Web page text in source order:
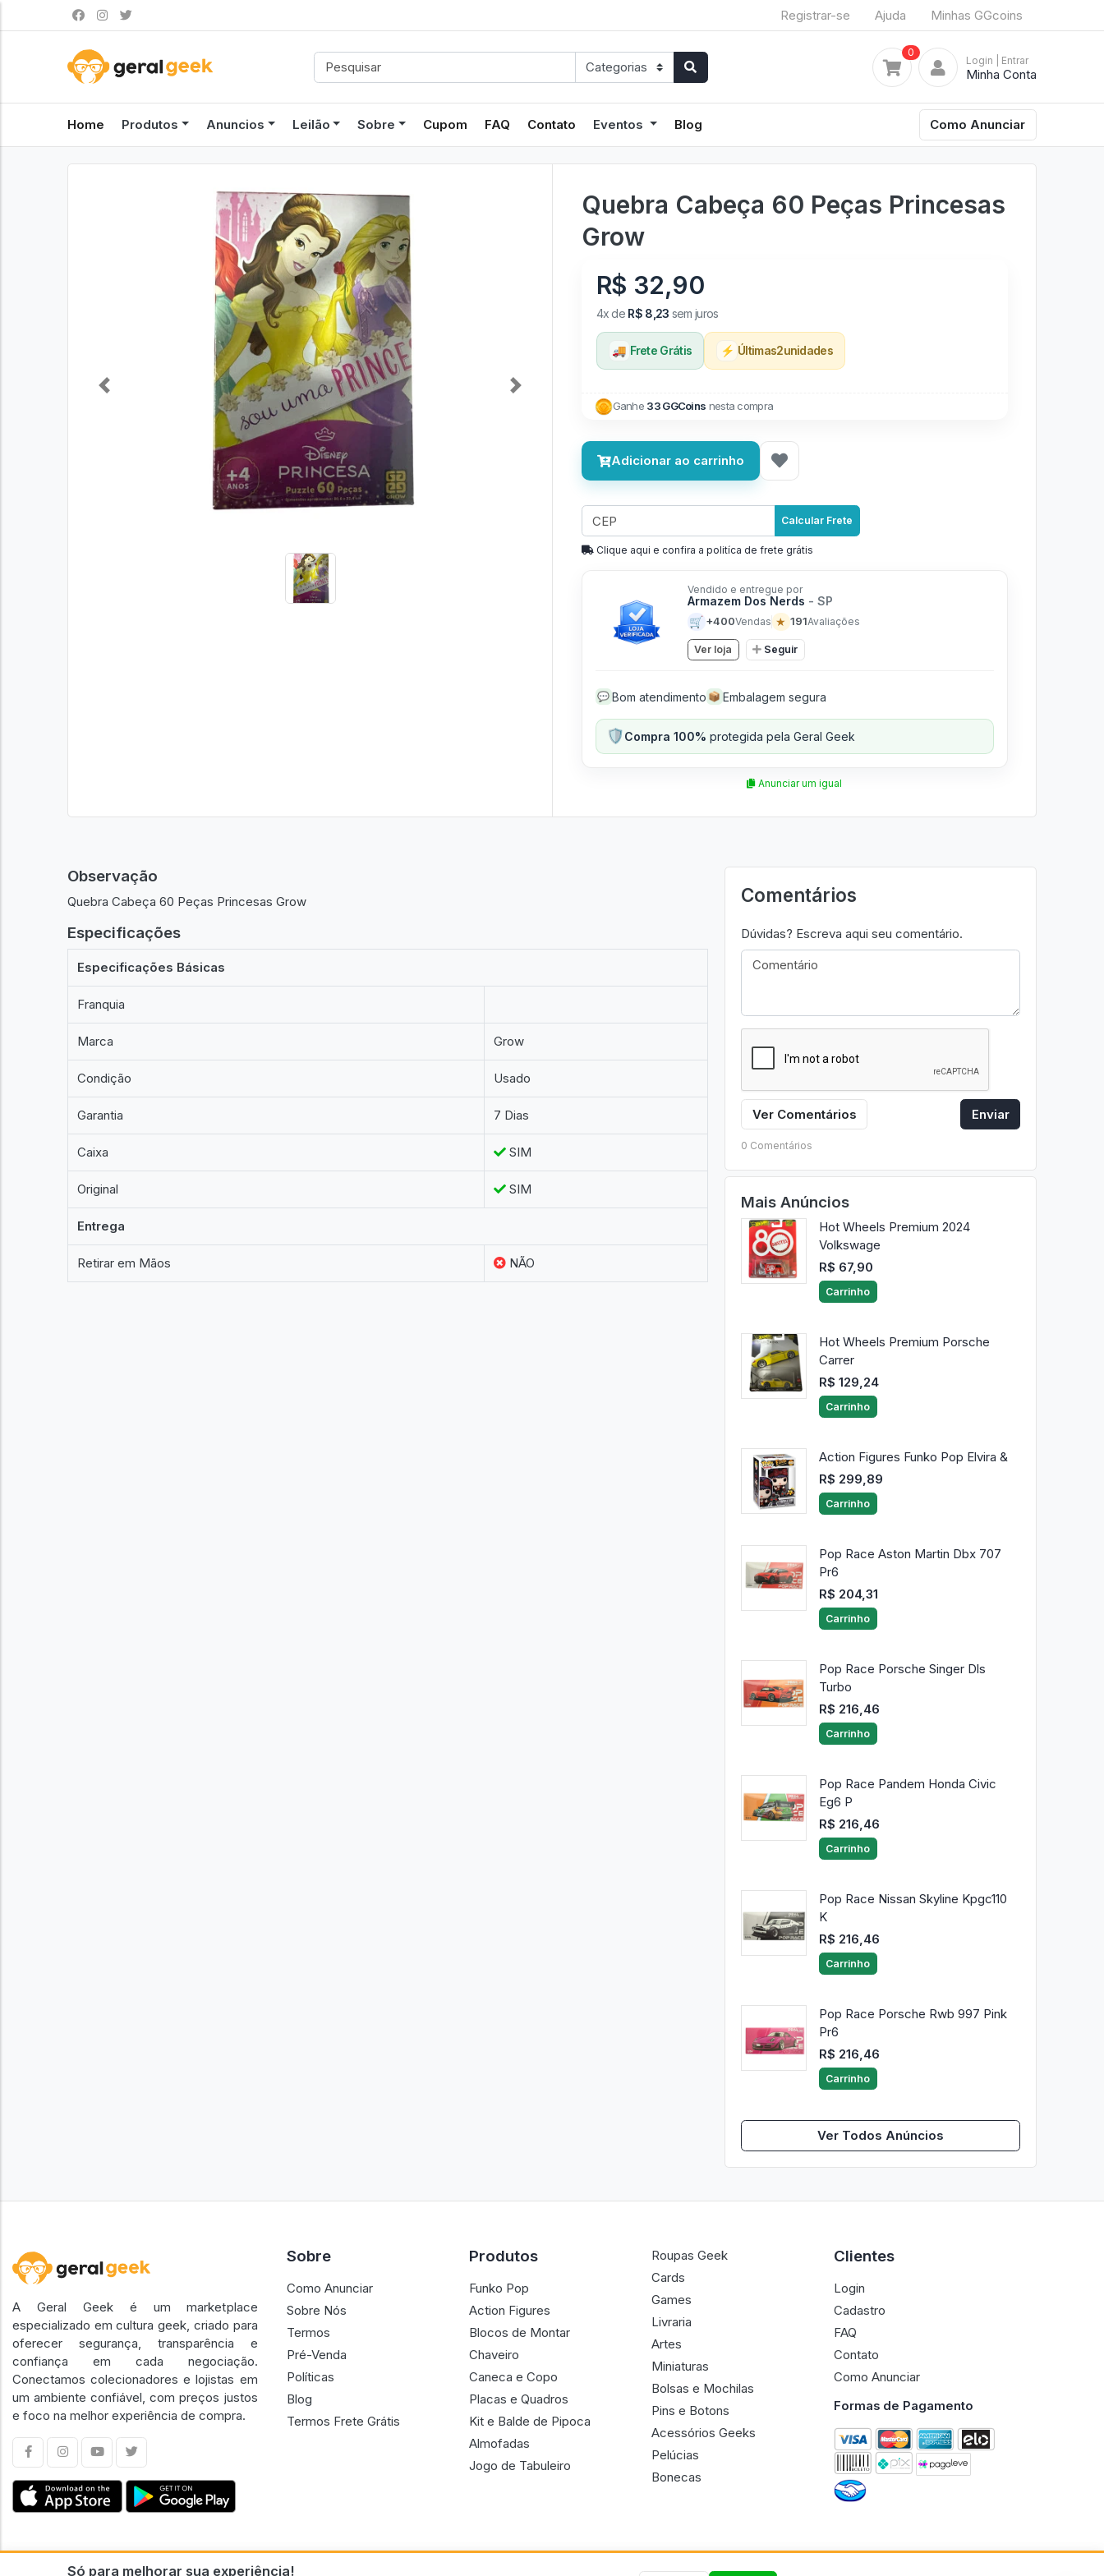
Registrar-se Ajuda Minhas GGcoins
0
Login | Entrar
Minha Conta
Home Produtos Anuncios Leilão Sobre Cupom FAQ Contato Eventos Blog Como Anunciar
Previous Next
Quebra Cabeça 60 Peças Princesas
Grow
R$ 32,90
4x de R$ 8,23 sem juros
🚚 Frete Grátis ⚡ Últimas2unidades
Ganhe 33 GGCoins nesta compra
Adicionar ao carrinho
Calcular Frete
Clique aqui e confira a politíca de frete grátis
Vendido e entregue por
Armazem Dos Nerds - SP
🛒 +400Vendas ★ 191Avaliações
Ver loja Seguir
💬 Bom atendimento 📦 Embalagem segura
🛡️Compra 100% protegida pela Geral Geek
Anunciar um igual
Observação
Quebra Cabeça 60 Peças Princesas Grow
Especificações
Especificações Básicas
Franquia
Marca Grow
Condição Usado
Garantia 7 Dias
Caixa SIM
Original SIM
Entrega
Retirar em Mãos NÃO
Comentários
Dúvidas? Escreva aqui seu comentário.
Ver Comentários Enviar
0 Comentários
Mais Anúncios
Hot Wheels Premium 2024
Volkswage
R$ 67,90
Carrinho
Hot Wheels Premium Porsche
Carrer
R$ 129,24
Carrinho
Action Figures Funko Pop Elvira &
R$ 299,89
Carrinho
Pop Race Aston Martin Dbx 707
Pr6
R$ 204,31
Carrinho
Pop Race Porsche Singer Dls
Turbo
R$ 216,46
Carrinho
Pop Race Pandem Honda Civic
Eg6 P
R$ 216,46
Carrinho
Pop Race Nissan Skyline Kpgc110
K
R$ 216,46
Carrinho
Pop Race Porsche Rwb 997 Pink
Pr6
R$ 216,46
Carrinho
Ver Todos Anúncios
Só para melhorar sua experiência!
A Geral Geek é um marketplace
especializado em cultura geek, criado para
oferecer segurança, transparência e
confiança em cada negociação.
Conectamos colecionadores e lojistas em
um ambiente confiável, com preços justos
e foco na melhor experiência de compra.
Sobre
Como Anunciar
Sobre Nós
Termos
Pré-Venda
Políticas
Blog
Termos Frete Grátis
Produtos
Funko Pop
Action Figures
Blocos de Montar
Chaveiro
Caneca e Copo
Placas e Quadros
Kit e Balde de Pipoca
Almofadas
Jogo de Tabuleiro
Roupas Geek
Cards
Games
Livraria
Artes
Miniaturas
Bolsas e Mochilas
Pins e Botons
Acessórios Geeks
Pelúcias
Bonecas
Clientes
Login
Cadastro
FAQ
Contato
Como Anunciar
Formas de Pagamento